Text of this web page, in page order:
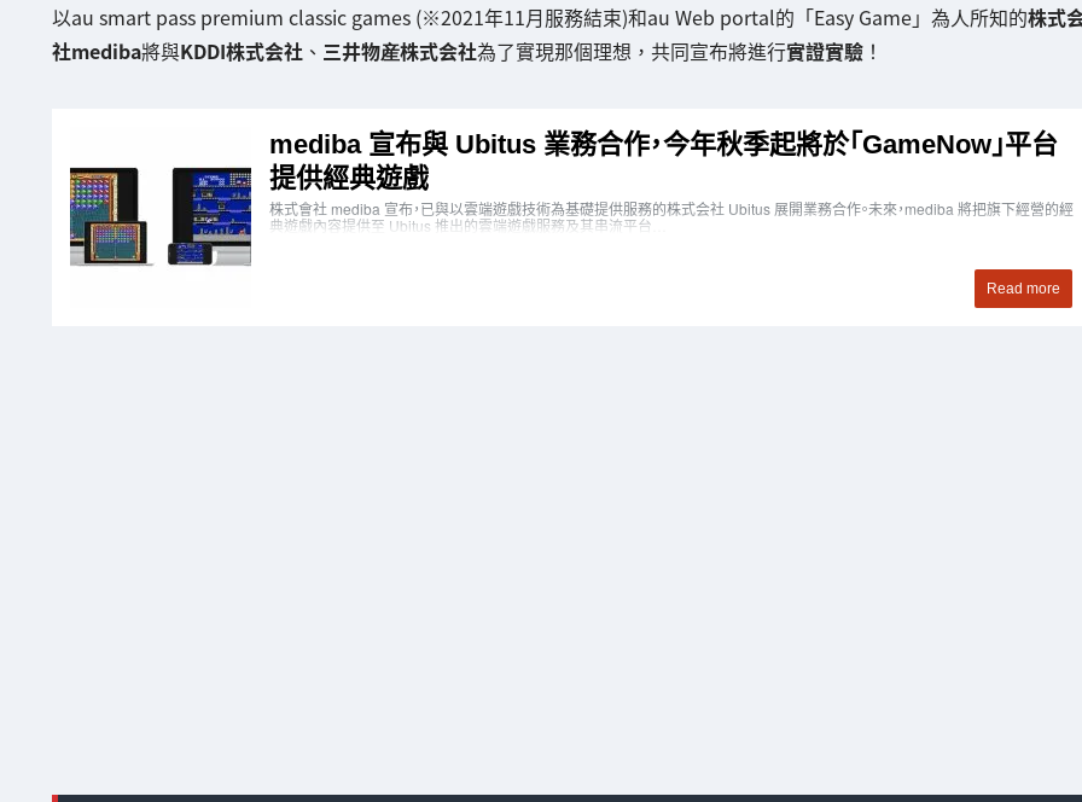
以au smart pass premium classic games (※2021年11月服務結束)和au Web portal的「Easy Game」為人所知的株式
社mediba將與KDDI株式会社 、 三井物産株式会社為了實現那個理想，共同宣布將進行實證實驗！